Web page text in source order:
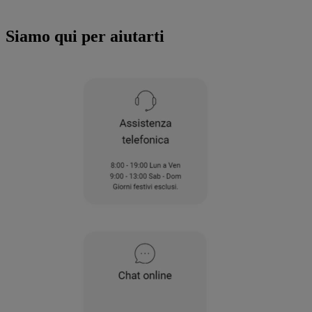
Siamo qui per aiutarti
condivisione dei tuoi dati con terze parti
per tali finalità. Accedendo alla sezione
specifico le tue preferenze.